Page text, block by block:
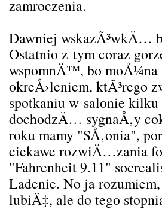
zamroczenia.
Dawniej wskazÃ³wkÄ…
Ostatnio z tym coraz
wspomnÄ™, bo
okreÅ›leniem, ktÃ³rego
spotkaniu w salonie
dochodzÄ… sygnaÅ‚y
roku mamy "SÅ‚onia",
ciekawe rozwiÄ…zania
"Fahrenheit 9.11"
Ladenie. No ja
lubiÄ‡, ale do tego